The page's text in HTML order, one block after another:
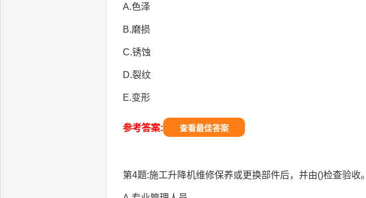
A.色泽
B.磨损
C.锈蚀
D.裂纹
E.变形
参考答案: 查看最佳答案
第4题:施工升降机维修保养或更换部件后，并由()检查验收。